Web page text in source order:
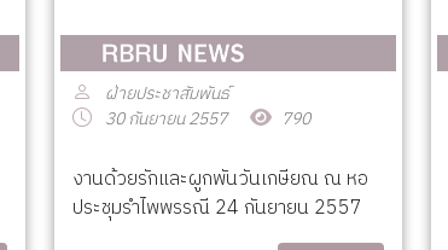
ฝ่ายประชาสัมพันธ์
30 กันยายน 2557
790
งานด้วยรักและผูกพันวันเกษียณ ณ หอ
ประชุมรำไพพรรณี 24 กันยายน 2557